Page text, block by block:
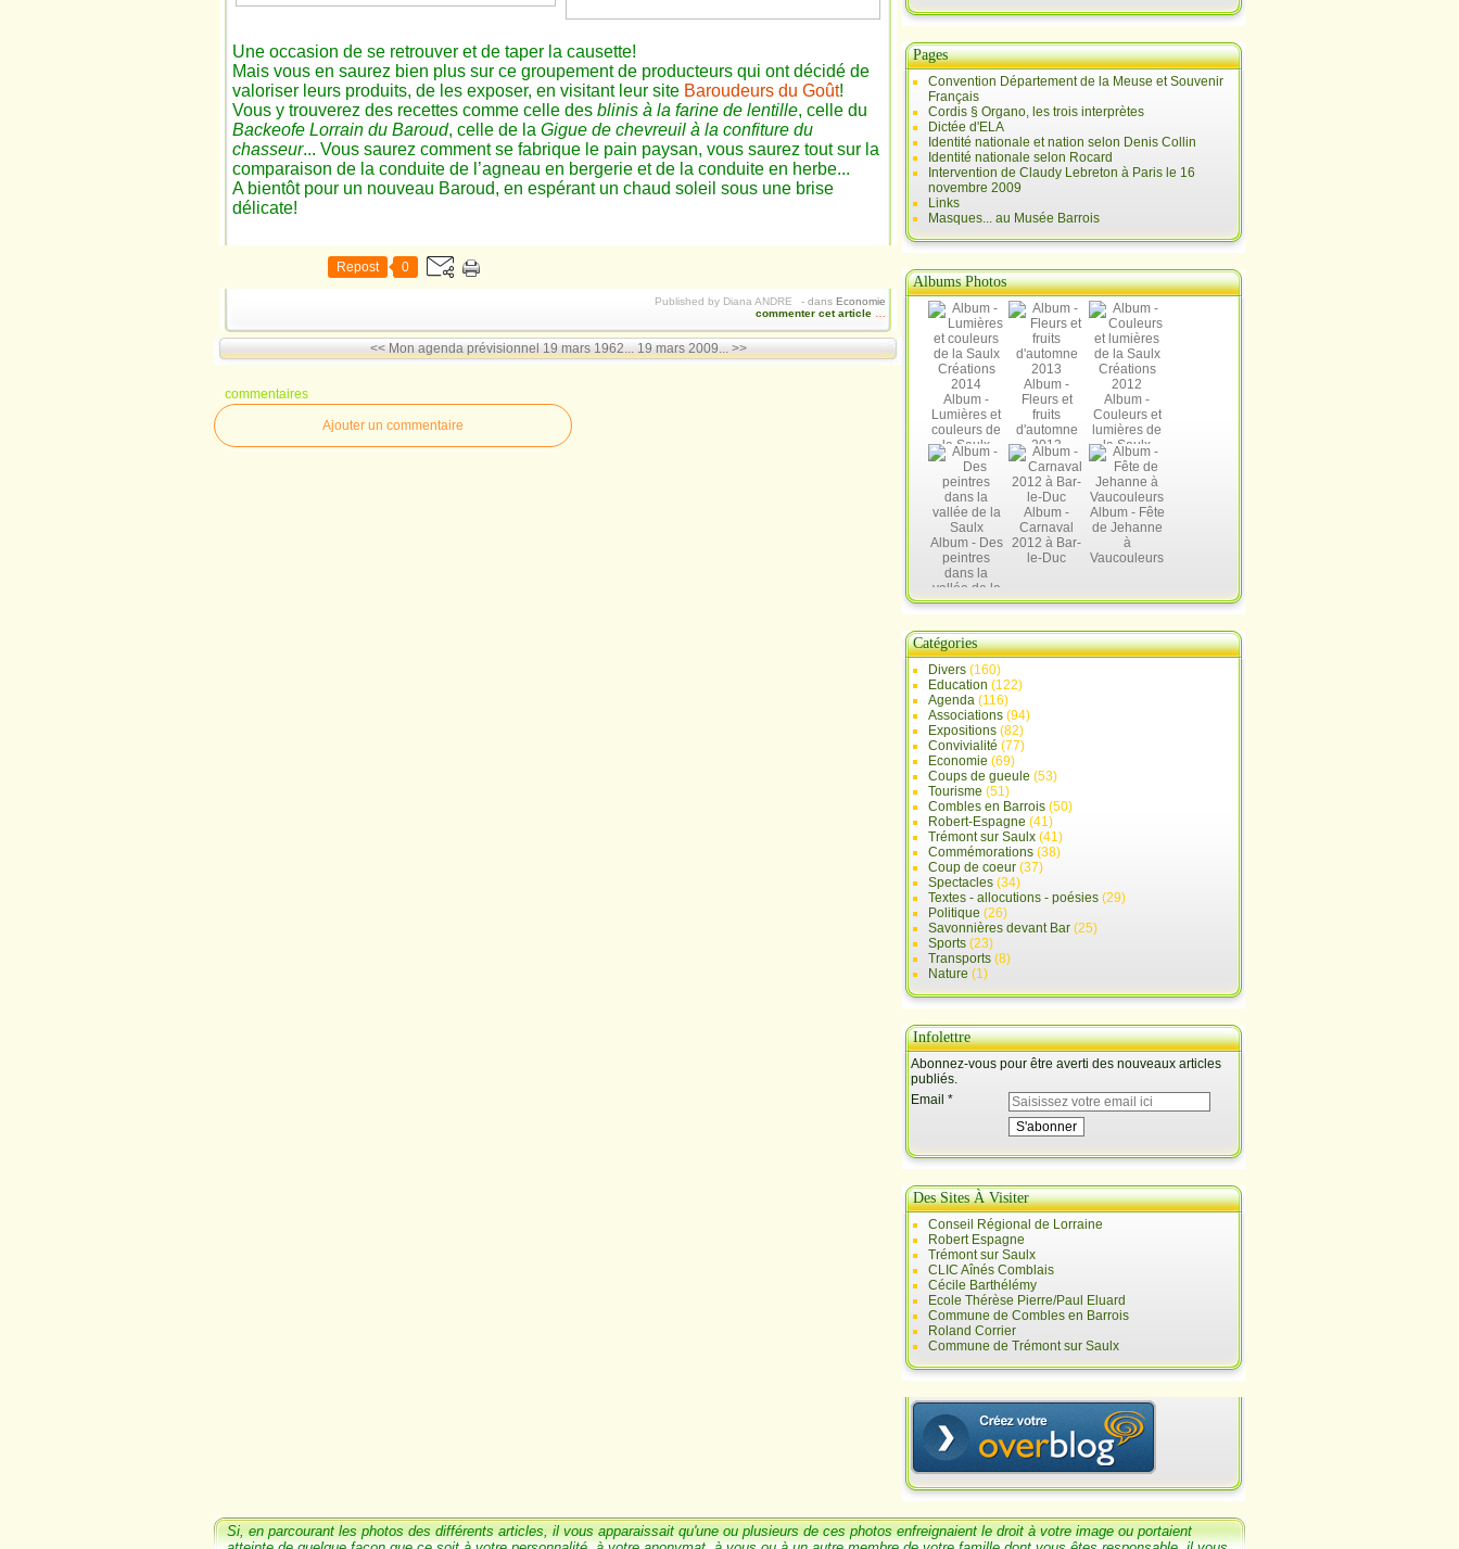
Une occasion de se retrouver et de taper la causette!
Mais vous en saurez bien plus sur ce groupement de producteurs qui ont décidé de
valoriser leurs produits, de les exposer, en visitant leur site Baroudeurs du Goût!
Vous y trouverez des recettes comme celle des blinis à la farine de lentille, celle du
Backeofe Lorrain du Baroud, celle de la Gigue de chevreuil à la confiture du
chasseur... Vous saurez comment se fabrique le pain paysan, vous saurez tout sur la
comparaison de la conduite de l’agneau en bergerie et de la conduite en herbe...
A bientôt pour un nouveau Baroud, en espérant un chaud soleil sous une brise
délicate!
Repost 0
Published by Diana ANDRE - dans Economie
commenter cet article
<< Mon agenda prévisionnel 19 mars 1962... 19 mars 2009... >>
commentaires
Ajouter un commentaire
Pages
Convention Département de la Meuse et Souvenir
Français
Cordis § Organo, les trois interprètes
Dictée d'ELA
Identité nationale et nation selon Denis Collin
Identité nationale selon Rocard
Intervention de Claudy Lebreton à Paris le 16
novembre 2009
Links
Masques... au Musée Barrois
Albums Photos
Album -
Lumières et
couleurs de
la Saulx
Créations
2014
Album -
Fleurs et
fruits
d'automne
2013
Album -
Couleurs et
lumières de
la Saulx
Créations
2012
Album - Des
peintres
dans la
vallée de la
Saulx
Album -
Carnaval
2012 à Bar-
le-Duc
Album - Fête
de Jehanne
à
Vaucouleurs
Catégories
Divers (160)
Education (122)
Agenda (116)
Associations (94)
Expositions (82)
Convivialité (77)
Economie (69)
Coups de gueule (53)
Tourisme (51)
Combles en Barrois (50)
Robert-Espagne (41)
Trémont sur Saulx (41)
Commémorations (38)
Coup de coeur (37)
Spectacles (34)
Textes - allocutions - poésies (29)
Politique (26)
Savonnières devant Bar (25)
Sports (23)
Transports (8)
Nature (1)
Infolettre
Abonnez-vous pour être averti des nouveaux articles
publiés.
Email
Des Sites À Visiter
Conseil Régional de Lorraine
Robert Espagne
Trémont sur Saulx
CLIC Aînés Comblais
Cécile Barthélémy
Ecole Thérèse Pierre/Paul Eluard
Commune de Combles en Barrois
Roland Corrier
Commune de Trémont sur Saulx
Si, en parcourant les photos des différents articles, il vous apparaissait qu'une ou plusieurs de ces photos enfreignaient le droit à votre image ou portaient